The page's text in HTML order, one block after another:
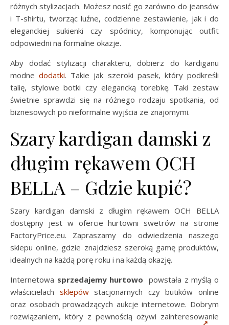
różnych stylizacjach. Możesz nosić go zarówno do jeansów
i T-shirtu, tworząc luźne, codzienne zestawienie, jak i do
eleganckiej sukienki czy spódnicy, komponując outfit
odpowiedni na formalne okazje.
Aby dodać stylizacji charakteru, dobierz do kardiganu
modnedodatki. Takie jak szeroki pasek, który podkreśli
talię, stylowe botki czy elegancką torebkę. Taki zestaw
świetnie sprawdzi się na różnego rodzaju spotkania, od
biznesowych po nieformalne wyjścia ze znajomymi.
Szary kardigan damski z
długim rękawem OCH
BELLA – Gdzie kupić?
Szary kardigan damski z długim rękawem OCH BELLA
dostępny jest w ofercie hurtowni swetrów na stronie
FactoryPrice.eu. Zapraszamy do odwiedzenia naszego
sklepu online, gdzie znajdziesz szeroką gamę produktów,
idealnych na każdą porę roku i na każdą okazję.
Internetowa sprzedajemy hurtowo powstała z myślą o
właścicielach sklepówstacjonarnych czy butików online
oraz osobach prowadzących aukcje internetowe. Dobrym
rozwiązaniem, który z pewnością ożywi zainteresowanie